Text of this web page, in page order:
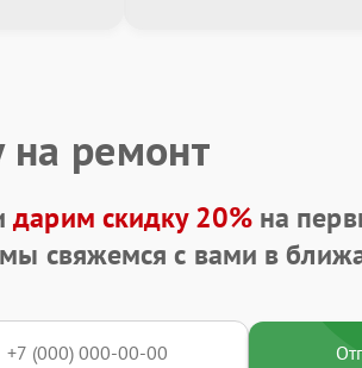
на ремонт
дарим скидку 20%на
свяжемся с вами в